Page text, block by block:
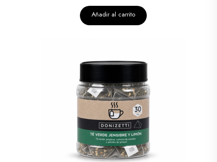
Añadir al carrito